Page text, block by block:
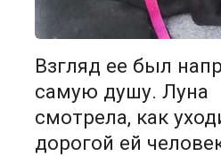
Взгляд ее был
самую душу. Луна
смотрела, как
дорогой ей